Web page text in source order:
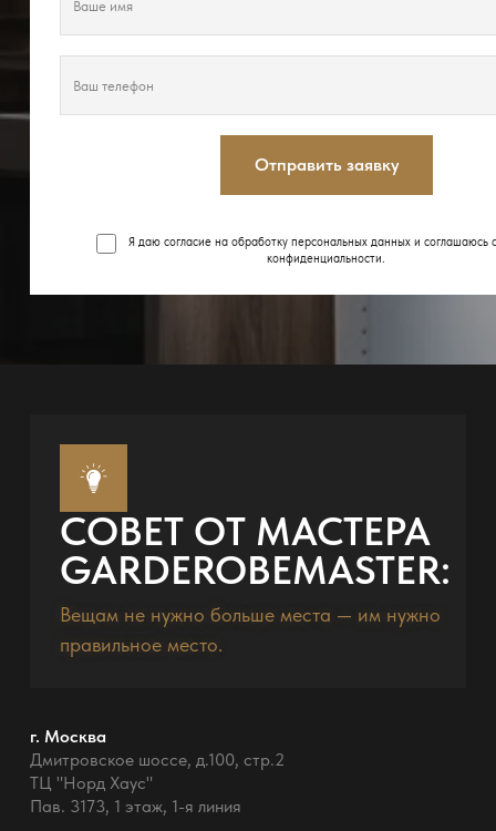
Отправить заявку
Я даю согласие на обработку персональных данных и соглашаюсь
конфиденциальности.
СОВЕТ ОТ МАСТЕРА
GARDEROBEMASTER:
Вещам не нужно больше места — им нужно
правильное место.
г. Москва
Дмитровское шоссе, д.100, стр.2
ТЦ "Норд Хаус"
Пав. 3173, 1 этаж, 1-я линия